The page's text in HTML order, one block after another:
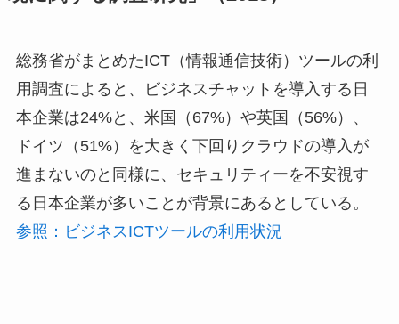
総務省がまとめたICT（情報通信技術）ツールの利
用調査によると、ビジネスチャットを導入する日
本企業は24%と、米国（67%）や英国（56%）、
ドイツ（51%）を大きく下回りクラウドの導入が
進まないのと同様に、セキュリティーを不安視す
る日本企業が多いことが背景にあるとしている。
参照：ビジネスICTツールの利用状況